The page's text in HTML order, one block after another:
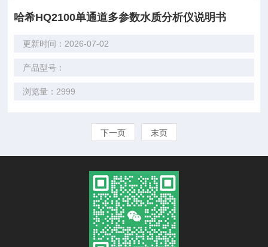
哈希HQ2100单通道多参数水质分析仪说明书
更新时间：2026-07-02
产品型号：
浏览量：2999
下一页 末页